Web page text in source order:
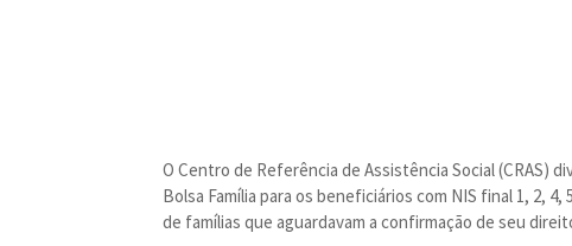
O Centro de Referência de Assistência Social (CRAS)
Bolsa Família para os beneficiários com NIS final 1, 2,
de famílias que aguardavam a confirmação de seu